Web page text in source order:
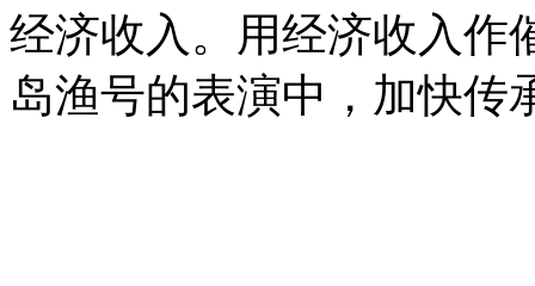
经济收入。用经济收入作
岛渔号的表演中，加快传